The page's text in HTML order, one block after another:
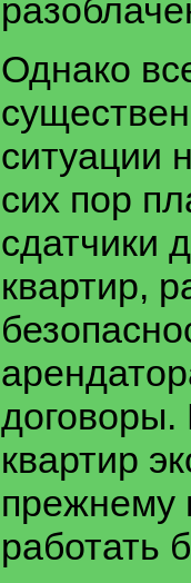
Однако
ситуации
сих пор
сдатчики
квартир,
квартир
прежнему
работать